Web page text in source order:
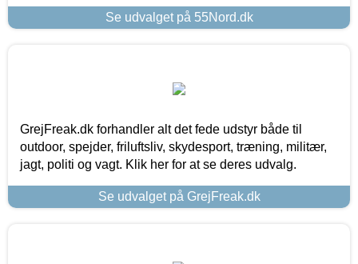
Se udvalget på 55Nord.dk
GrejFreak.dk forhandler alt det fede udstyr både til
outdoor, spejder, friluftsliv, skydesport, træning, militær,
jagt, politi og vagt. Klik her for at se deres udvalg.
Se udvalget på GrejFreak.dk